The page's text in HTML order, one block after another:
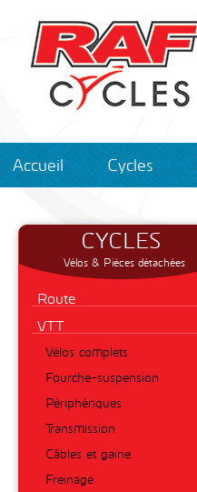
Accueil Cycles
CYCLES
Vélos & Pièces détachées
Route
VTT
Vélos complets
Fourche-suspension
Périphériques
Transmission
Câbles et gaine
Freinage